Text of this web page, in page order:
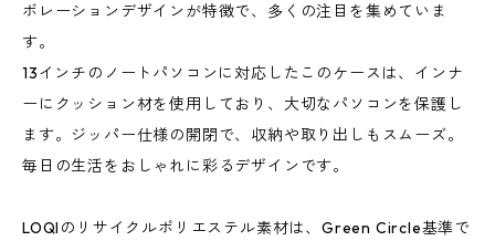
ボレーションデザインが特徴で、多くの注目を集めていま
す。
13インチのノートパソコンに対応したこのケースは、インナ
ーにクッション材を使用しており、大切なパソコンを保護し
ます。ジッパー仕様の開閉で、収納や取り出しもスムーズ。
毎日の生活をおしゃれに彩るデザインです。
LOQIのリサイクルポリエステル素材は、Green Circle基準で